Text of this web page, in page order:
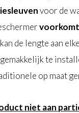
voor de
kan de lengte aan
te
op maat
niet aan